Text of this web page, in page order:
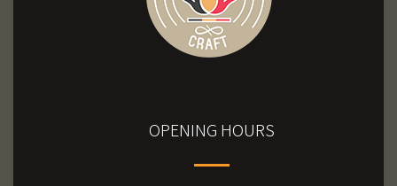
OPENING HOURS